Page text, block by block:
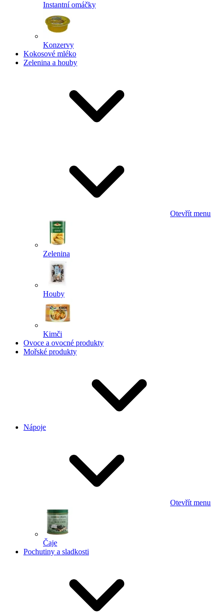
Instantní omáčky
Konzervy
Kokosové mléko
Zelenina a houby
Otevřít menu
Zelenina
Houby
Kimči
Ovoce a ovocné produkty
Mořské produkty
Nápoje
Otevřít menu
Čaje
Pochutiny a sladkosti